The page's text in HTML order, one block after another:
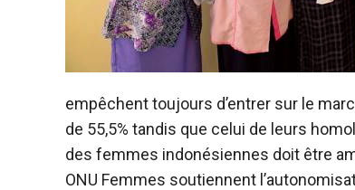
empêchent toujours d’entrer sur le
de 55,5% tandis que celui de leurs
des femmes indonésiennes doit être
ONU Femmes soutiennent